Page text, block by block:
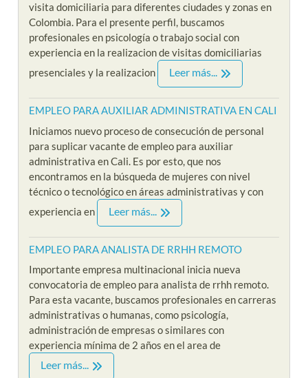
visita domiciliaria para diferentes ciudades y zonas en
Colombia. Para el presente perfil, buscamos
profesionales en psicología o trabajo social con
experiencia en la realizacion de visitas domiciliarias
presenciales y la realizacion
Leer más...
EMPLEO PARA AUXILIAR ADMINISTRATIVA EN CALI
Iniciamos nuevo proceso de consecución de personal
para suplicar vacante de empleo para auxiliar
administrativa en Cali. Es por esto, que nos
encontramos en la búsqueda de mujeres con nivel
técnico o tecnológico en áreas administrativas y con
experiencia en
Leer más...
EMPLEO PARA ANALISTA DE RRHH REMOTO
Importante empresa multinacional inicia nueva
convocatoria de empleo para analista de rrhh remoto.
Para esta vacante, buscamos profesionales en carreras
administrativas o humanas, como psicología,
administración de empresas o similares con
experiencia mínima de 2 años en el area de
Leer más...